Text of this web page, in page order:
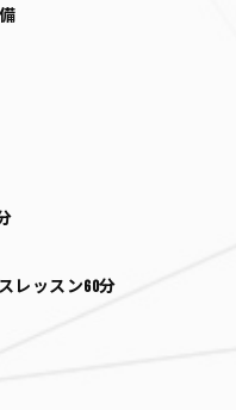
レッスン60分